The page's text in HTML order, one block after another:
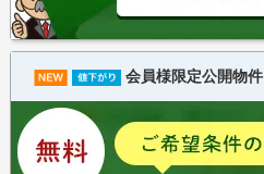
会員様限定公開物件